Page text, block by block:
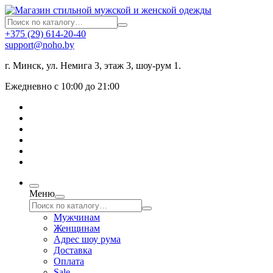
+375 (29) 614-20-40
support@noho.by
г. Минск, ул. Немига 3, этаж 3, шоу-рум 1.
Ежедневно с 10:00 до 21:00
Меню
Мужчинам
Женщинам
Адрес шоу рума
Доставка
Оплата